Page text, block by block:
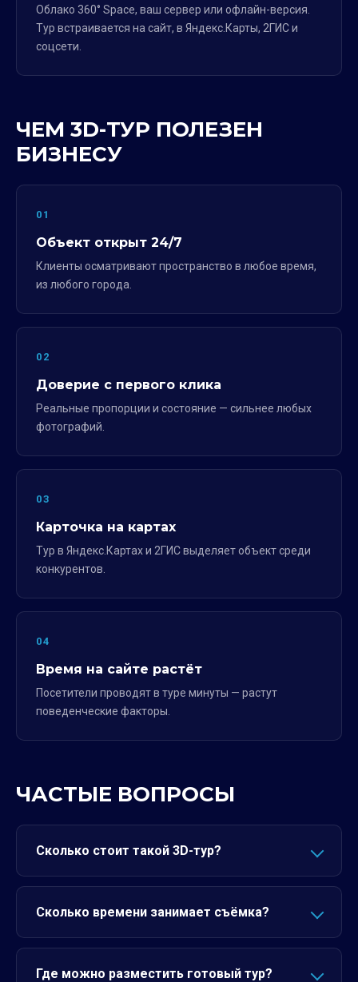
Облако 360° Space, ваш сервер или офлайн-версия.
Тур встраивается на сайт, в Яндекс.Карты, 2ГИС и
соцсети.
ЧЕМ 3D-ТУР ПОЛЕЗЕН
БИЗНЕСУ
01
Объект открыт 24/7
Клиенты осматривают пространство в любое время,
из любого города.
02
Доверие с первого клика
Реальные пропорции и состояние — сильнее любых
фотографий.
03
Карточка на картах
Тур в Яндекс.Картах и 2ГИС выделяет объект среди
конкурентов.
04
Время на сайте растёт
Посетители проводят в туре минуты — растут
поведенческие факторы.
ЧАСТЫЕ ВОПРОСЫ
Сколько стоит такой 3D-тур?
Сколько времени занимает съёмка?
Где можно разместить готовый тур?